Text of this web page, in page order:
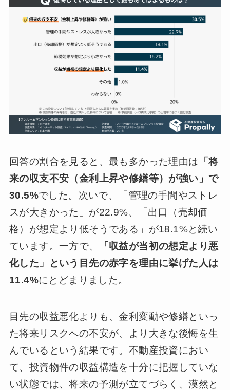
回答の割合を見ると、最も多かった理由は 「将
来の収支不安（金利上昇や修繕等）が強い」で
30.5%でした。次いで、「管理の手間やストレ
スが大きかった」が22.9%、「出口（売却価
格）が想定より低そうである」が18.1%と続い
ています。一方で、
「収益が当初の想定より悪
化した」という目先の赤字を理由に挙げた人は
11.4%にとどまりました。
目先の収益悪化よりも、金利変動や修繕といっ
た将来リスクへの不安が、より大きな後悔を生
んでいるという結果です。不動産投資におい
て、投資物件の収益構造を十分に把握していな
い状態では、将来の予測が立てづらく、漠然と